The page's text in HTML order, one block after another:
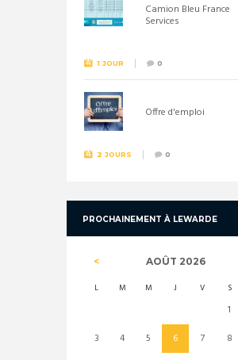
Camion Bleu France
Services
1 JOUR 0
Offre d'emploi
2 JOURS 0
PROCHAINEMENT À LEWARDE
AOÛT 2026
L M M J V S
1
3
4 5 6 7 8